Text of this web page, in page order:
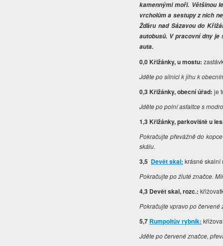
kamennými moři. Většinou
vrcholům a sestupy z nich
Žďáru nad Sázavou do
autobusů. V pracovní dny
auta.
0,0 Křižánky, u mostu:
Jděte po silnici k jihu k
0,3 Křižánky, obecní úřad:je
Jděte po polní asfaltce s
1,3 Křižánky, parkoviště u
Pokračujte převážně do
skálu.
3,5 Devět skal: krásné skalní
Pokračujte po žluté značce.
4,3 Devět skal, rozc.:
Pokračujte vpravo po
5,7 Rumpoltův rybník:
Jděte po červené značce,